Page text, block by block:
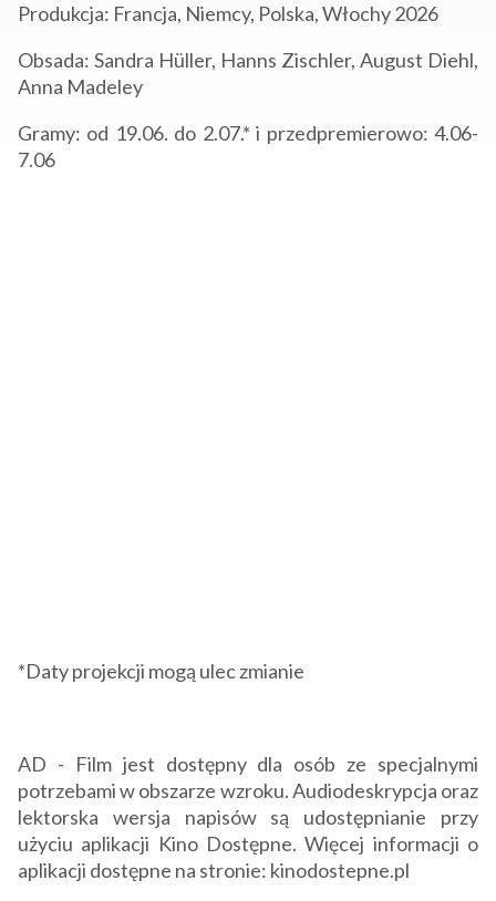
Produkcja: Francja, Niemcy, Polska, Włochy 2026
Obsada: Sandra Hüller, Hanns Zischler, August Diehl,
Anna Madeley
Gramy: od 19.06. do 2.07.* i przedpremierowo: 4.06-
7.06
*Daty projekcji mogą ulec zmianie
AD - Film jest dostępny dla osób ze specjalnymi
potrzebami w obszarze wzroku. Audiodeskrypcja oraz
lektorska wersja napisów są udostępnianie przy
użyciu aplikacji Kino Dostępne. Więcej informacji o
aplikacji dostępne na stronie: kinodostepne.pl